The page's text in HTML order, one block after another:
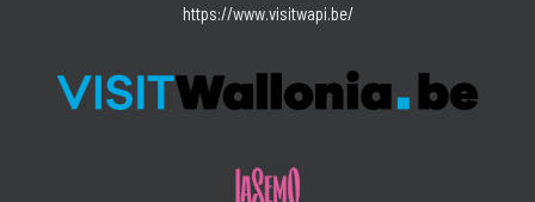
https://www.visitwapi.be/